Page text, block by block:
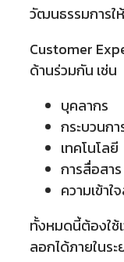
วัฒนธรรมการใ
Customer
ด้านร่วมกัน เช่น
บุคลากร
กระบวนก
เทคโนโลยี
การสื่อสาร
ความเข้าใ
ทั้งหมดนี้ต้องใช้
ลอกได้ภายในระ